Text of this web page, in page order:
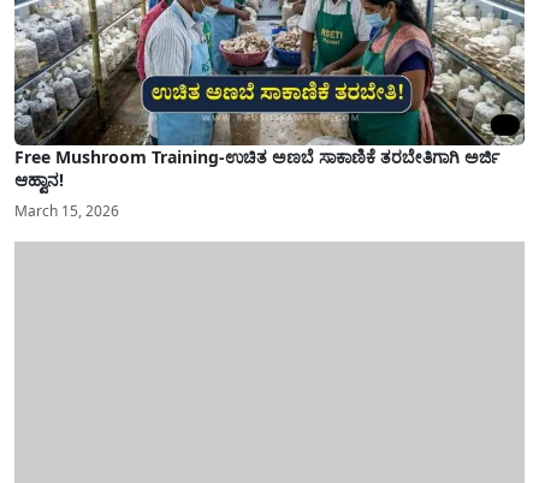
Free Mushroom Training-ಉಚಿತ ಅಣಬೆ ಸಾಕಾಣಿಕೆ ತರಬೇತಿಗಾಗಿ ಅರ್ಜಿ
ಆಹ್ವಾನ!
March 15, 2026